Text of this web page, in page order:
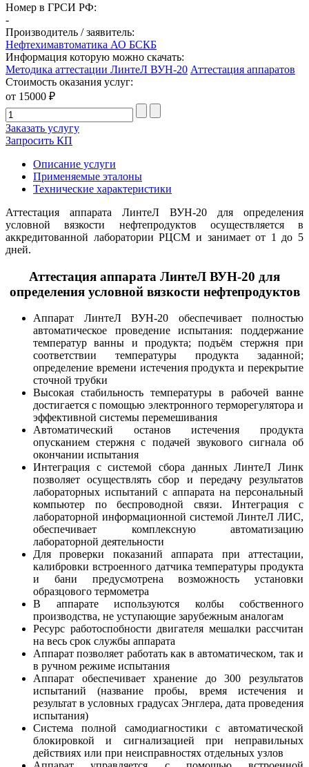
Номер в ГРСИ РФ:
-
Производитель / заявитель:
Нефтехимавтоматика АО БСКБ
Информация которую можно скачать:
Методика аттестации ЛинтеЛ ВУН-20 Аттестация аппаратов
Стоимость оказания услуг:
от 15000 ₽
Заказать услугу
Запросить КП
Описание услуги
Применяемые эталоны
Технические характеристики
Аттестация аппарата ЛинтеЛ ВУН-20 для определения
условной вязкости нефтепродуктов осуществляется в
аккредитованной лаборатории РЦСМ и занимает от 1 до 5
дней.
Аттестация аппарата ЛинтеЛ ВУН-20 для
определения условной вязкости нефтепродуктов
Аппарат ЛинтеЛ ВУН-20 обеспечивает полностью
автоматическое проведение испытания: поддержание
температур ванны и продукта; подъём стержня при
соответствии температуры продукта заданной;
определение времени истечения продукта и перекрытие
сточной трубки
Высокая стабильность температуры в рабочей ванне
достигается с помощью электронного терморегулятора и
эффективной системы перемешивания
Автоматический останов истечения продукта
опусканием стержня с подачей звукового сигнала об
окончании испытания
Интеграция с системой сбора данных ЛинтеЛ Линк
позволяет осуществлять сбор и передачу результатов
лабораторных испытаний с аппарата на персональный
компьютер по беспроводной связи. Интеграция с
лабораторной информационной системой ЛинтеЛ ЛИС,
обеспечивает комплексную автоматизацию
лабораторной деятельности
Для проверки показаний аппарата при аттестации,
калибровки встроенного датчика температуры продукта
и бани предусмотрена возможность установки
образцового термометра
В аппарате используются колбы собственного
производства, не уступающие зарубежным аналогам
Ресурс работоспобности двигателя мешалки рассчитан
на весь срок службы аппарата
Аппарат позволяет работать как в автоматическом, так и
в ручном режиме испытания
Аппарат обеспечивает хранение до 300 результатов
испытаний (название пробы, время истечения и
результат в условных градусах Энглера, дата проведения
испытания)
Система полной самодиагностики с автоматической
блокировкой и сигнализацией при неправильных
действиях или при неисправностях отдельных узлов